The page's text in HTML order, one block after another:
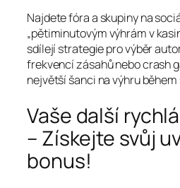
Najdete fóra a skupiny na
„pětiminutovým výhrám v
sdílejí strategie pro výběr
frekvencí zásahů nebo crash
největší šanci na výhru během
Vaše další
– Získejte svůj
bonus!